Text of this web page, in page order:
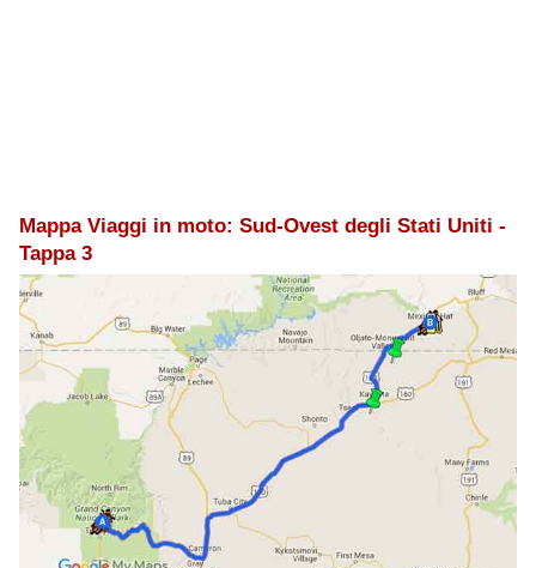
Mappa Viaggi in moto: Sud-Ovest degli Stati Uniti -
Tappa 3